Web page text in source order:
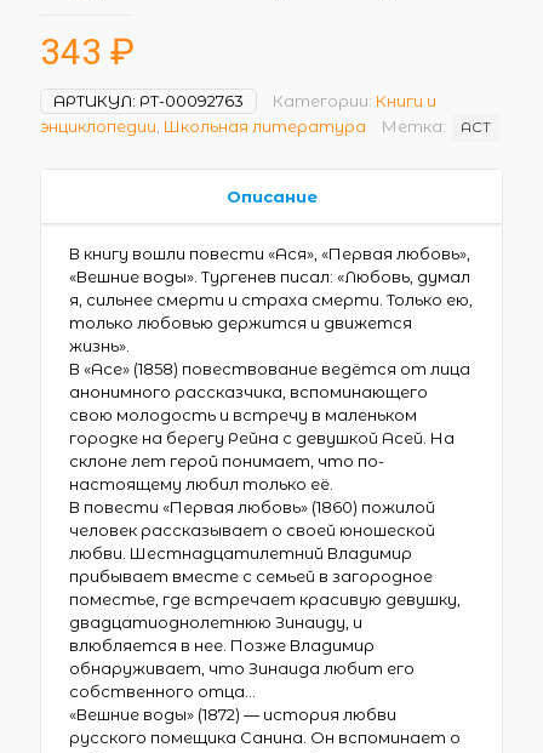
343 ₽
АРТИКУЛ: РТ-00092763 Категории: Книги и
энциклопедии Школьная литература Метка: АСТ
Описание
В книгу вошли повести «Ася», «Первая любовь»,
«Вешние воды». Тургенев писал: «Любовь, думал
я, сильнее смерти и страха смерти. Только ею,
только любовью держится и движется
жизнь».
В «Асе» (1858) повествование ведётся от лица
анонимного рассказчика, вспоминающего
свою молодость и встречу в маленьком
городке на берегу Рейна с девушкой Асей. На
склоне лет герой понимает, что по-
настоящему любил только её.
В повести «Первая любовь» (1860) пожилой
человек рассказывает о своей юношеской
любви. Шестнадцатилетний Владимир
прибывает вместе с семьей в загородное
поместье, где встречает красивую девушку,
двадцатиоднолетнюю Зинаиду, и
влюбляется в нее. Позже Владимир
обнаруживает, что Зинаида любит его
собственного отца…
«Вешние воды» (1872) — история любви
русского помещика Санина. Он вспоминает о